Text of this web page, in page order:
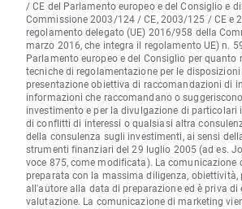
/ CE del Parlamento europeo e del Consiglio e
Commissione 2003/124 / CE, 2003/125 / CE e
regolamento delegato (UE) 2016/958 della
marzo 2016, che integra il regolamento UE) n.
Parlamento europeo e del Consiglio per quanto
tecniche di regolamentazione per le disposizioni
presentazione obiettiva di raccomandazioni di
informazioni che raccomandano o
investimento e per la divulgazione di particolari
di conflitti di interessi o qualsiasi altra
della consulenza sugli investimenti, ai sensi
strumenti finanziari del 29 luglio 2005 (ad es.
voce 875, come modificata). La comunicazione
preparata con la massima diligenza, obiettività,
all'autore alla data di preparazione ed è priva di
valutazione. La comunicazione di marketing